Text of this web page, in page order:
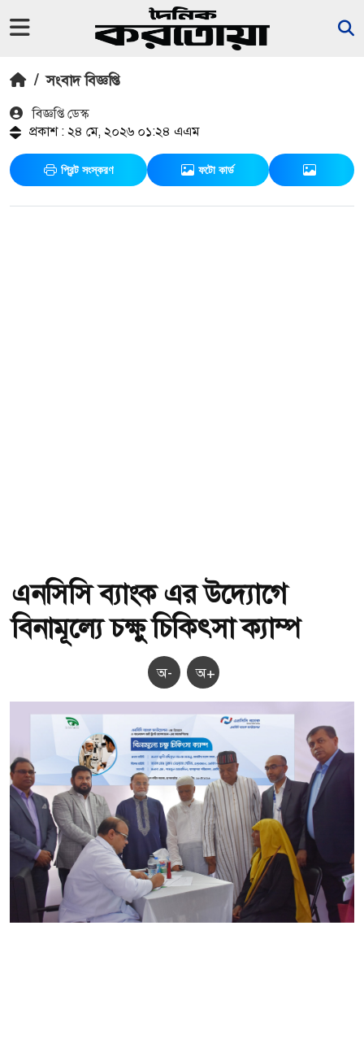
/ সংবাদ বিজ্ঞপ্তি
বিজ্ঞপ্তি ডেস্ক
প্রকাশ : ২৪ মে, ২০২৬ ০১:২৪ এএম
প্রিন্ট সংস্করণ ফটো কার্ড
এনসিসি ব্যাংক এর উদ্যোগে
বিনামূল্যে চক্ষু চিকিৎসা ক্যাম্প
অ- অ+